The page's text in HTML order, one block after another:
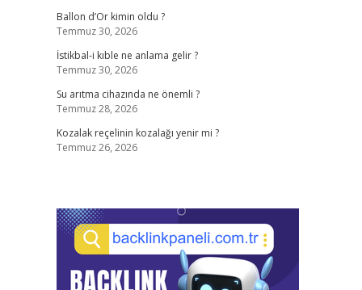
Ballon d’Or kimin oldu ?
Temmuz 30, 2026
İstikbal-i kıble ne anlama gelir ?
Temmuz 30, 2026
Su arıtma cihazında ne önemli ?
Temmuz 28, 2026
Kozalak reçelinin kozalağı yenir mi ?
Temmuz 26, 2026